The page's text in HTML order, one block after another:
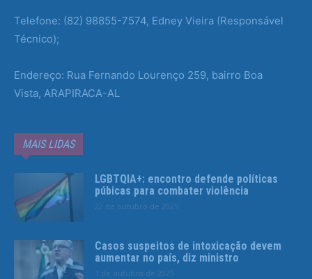
Telefone: (82) 98855-7574, Edney Vieira (Responsável
Técnico);
Endereço: Rua Fernando Lourenço 259, bairro Boa
Vista, ARAPIRACA-AL
MAIS LIDAS
LGBTQIA+: encontro defende políticas
púbicas para combater violência
22 de outubro de 2025
Casos suspeitos de intoxicação devem
aumentar no país, diz ministro
1 de outubro de 2025